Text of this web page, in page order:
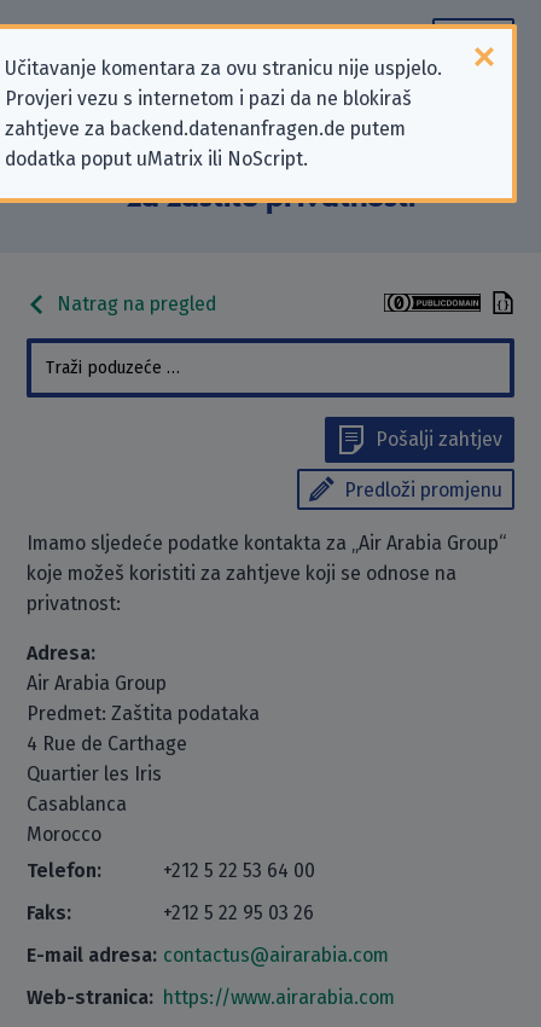
Učitavanje komentara za ovu stranicu nije uspjelo.
Provjeri vezu s internetom i pazi da ne blokiraš
zahtjeve za backend.datenanfragen.de putem
dodatka poput uMatrix ili NoScript.
Podaci kontakta „Air Arabia
Group” koji se odnose na zahtjeve
za zaštitu privatnosti
Natrag na pregled
Pošalji zahtjev
Predloži promjenu
Imamo sljedeće podatke kontakta za „Air Arabia Group“
koje možeš koristiti za zahtjeve koji se odnose na
privatnost:
Adresa:
Air Arabia Group
Predmet: Zaštita podataka
4 Rue de Carthage
Quartier les Iris
Casablanca
Morocco
Telefon:
+212 5 22 53 64 00
Faks:
+212 5 22 95 03 26
E-mail adresa: contactus@airarabia.com
Web-stranica: https://www.airarabia.com